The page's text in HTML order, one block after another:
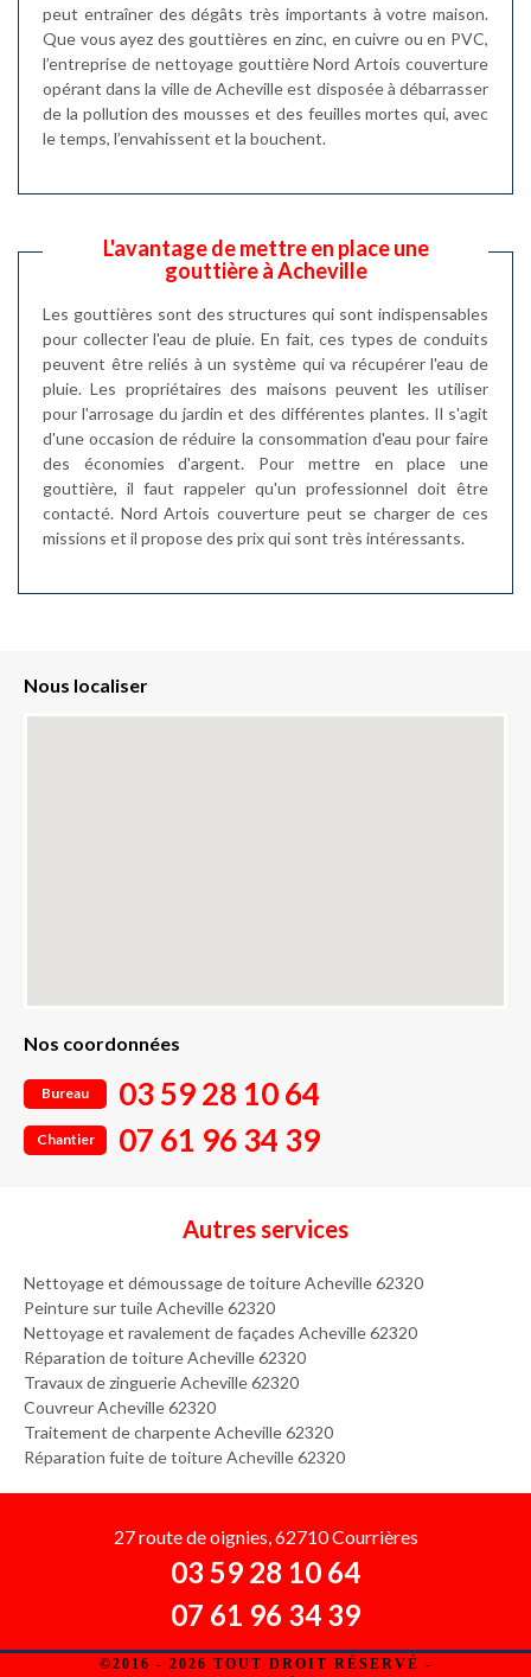
peut entraîner des dégâts très importants à votre maison.
Que vous ayez des gouttières en zinc, en cuivre ou en PVC,
l’entreprise de nettoyage gouttière Nord Artois couverture
opérant dans la ville de Acheville est disposée à débarrasser
de la pollution des mousses et des feuilles mortes qui, avec
le temps, l’envahissent et la bouchent.
L'avantage de mettre en place une
gouttière à Acheville
Les gouttières sont des structures qui sont indispensables
pour collecter l'eau de pluie. En fait, ces types de conduits
peuvent être reliés à un système qui va récupérer l'eau de
pluie. Les propriétaires des maisons peuvent les utiliser
pour l'arrosage du jardin et des différentes plantes. Il s'agit
d'une occasion de réduire la consommation d'eau pour faire
des économies d'argent. Pour mettre en place une
gouttière, il faut rappeler qu'un professionnel doit être
contacté. Nord Artois couverture peut se charger de ces
missions et il propose des prix qui sont très intéressants.
Nous localiser
Nos coordonnées
Bureau 03 59 28 10 64
Chantier 07 61 96 34 39
Autres services
Nettoyage et démoussage de toiture Acheville 62320
Peinture sur tuile Acheville 62320
Nettoyage et ravalement de façades Acheville 62320
Réparation de toiture Acheville 62320
Travaux de zinguerie Acheville 62320
Couvreur Acheville 62320
Traitement de charpente Acheville 62320
Réparation fuite de toiture Acheville 62320
27 route de oignies, 62710 Courrières
03 59 28 10 64
07 61 96 34 39
©2016 - 2026 TOUT DROIT RÉSERVÉ -